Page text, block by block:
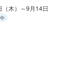
木）～9月14日